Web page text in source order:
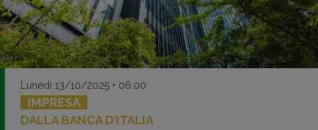
Lunedì 13/10/2025 • 06:00
IMPRESA
DALLA BANCA D’ITALIA